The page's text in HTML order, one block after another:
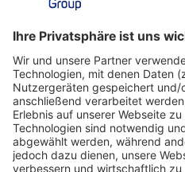
24./25. November 2026
Rheingoldhalle
Mainz
Veranstalter